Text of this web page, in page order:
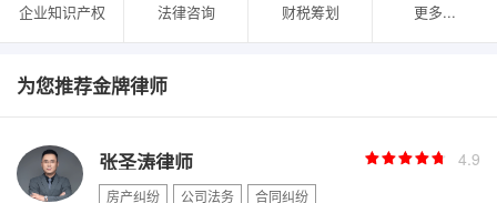
企业知识产权 法律咨询 财税筹划 更多...
为您推荐金牌律师
4.9
张圣涛律师
房产纠纷 公司法务
合同纠纷